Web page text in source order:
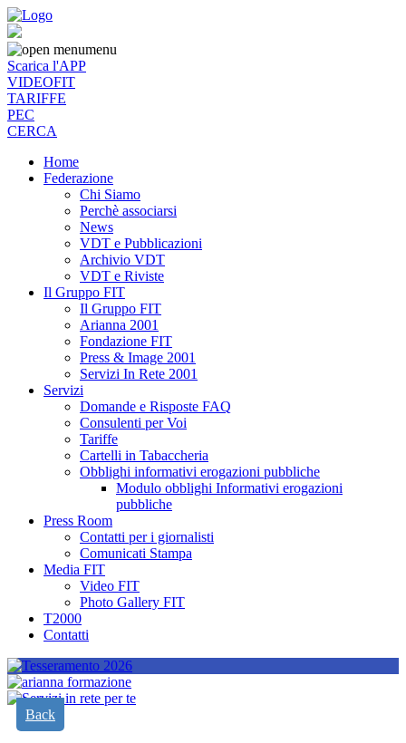
menu
Scarica l'APP
VIDEOFIT
TARIFFE
PEC
CERCA
Home
Federazione
Chi Siamo
Perchè associarsi
News
VDT e Pubblicazioni
Archivio VDT
VDT e Riviste
Il Gruppo FIT
Il Gruppo FIT
Arianna 2001
Fondazione FIT
Press & Image 2001
Servizi In Rete 2001
Servizi
Domande e Risposte FAQ
Consulenti per Voi
Tariffe
Cartelli in Tabaccheria
Obblighi informativi erogazioni pubbliche
Modulo obblighi Informativi erogazioni
pubbliche
Press Room
Contatti per i giornalisti
Comunicati Stampa
Media FIT
Video FIT
Photo Gallery FIT
T2000
Contatti
Back